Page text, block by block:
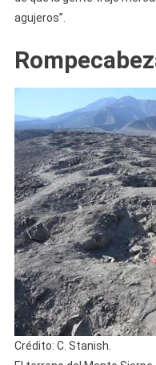
agujeros”.
Crédito: C. Stanish.